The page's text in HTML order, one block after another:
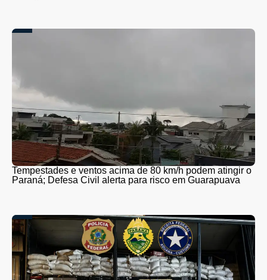
Tempestades e ventos acima de 80 km/h podem atingir o
Paraná; Defesa Civil alerta para risco em Guarapuava